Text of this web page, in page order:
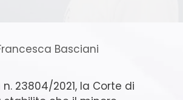
Basciani
23804/2021, la Corte di